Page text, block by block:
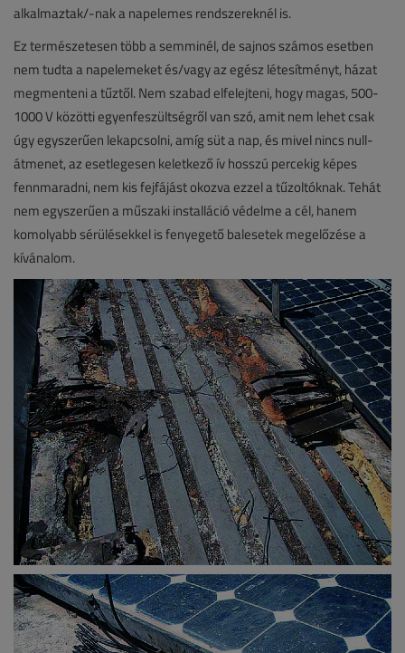
alkalmaztak/-nak a napelemes rendszereknél is.
Ez természetesen több a semminél, de sajnos számos esetben
nem tudta a napelemeket és/vagy az egész létesítményt, házat
megmenteni a tűztől. Nem szabad elfelejteni, hogy magas, 500-
1000 V közötti egyenfeszültségről van szó, amit nem lehet csak
úgy egyszerűen lekapcsolni, amíg süt a nap, és mivel nincs null-
átmenet, az esetlegesen keletkező ív hosszú percekig képes
fennmaradni, nem kis fejfájást okozva ezzel a tűzoltóknak. Tehát
nem egyszerűen a műszaki installáció védelme a cél, hanem
komolyabb sérülésekkel is fenyegető balesetek megelőzése a
kívánalom.